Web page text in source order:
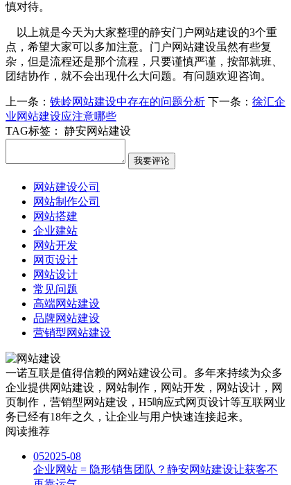
慎对待。
以上就是今天为大家整理的静安门户网站建设的3个重
点，希望大家可以多加注意。门户网站建设虽然有些复
杂，但是流程还是那个流程，只要谨慎严谨，按部就班、
团结协作，就不会出现什么大问题。有问题欢迎咨询。
上一条： 铁岭网站建设中存在的问题分析 下一条： 徐汇企
业网站建设应注意哪些
TAG标签：
静安网站建设
网站建设公司
网站制作公司
网站搭建
企业建站
网站开发
网页设计
网站设计
常见问题
高端网站建设
品牌网站建设
营销型网站建设
一诺互联是值得信赖的网站建设公司。多年来持续为众多
企业提供网站建设，网站制作，网站开发，网站设计，网
页制作，营销型网站建设，H5响应式网页设计等互联网业
务已经有18年之久，让企业与用户快速连接起来。
阅读推荐
052025-08
企业网站 = 隐形销售团队？静安网站建设让获客不